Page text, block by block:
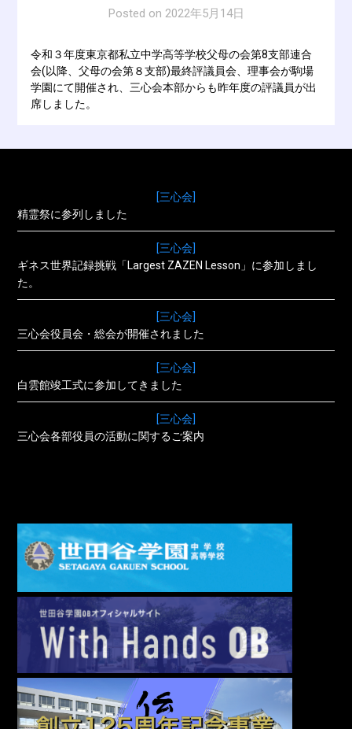
Posted on 2022年5月14日
令和３年度東京都私立中学高等学校父母の会第8支部連合
会(以降、父母の会第８支部)最終評議員会、理事会が駒場
学園にて開催され、三心会本部からも昨年度の評議員が出
席しました。
[三心会]
精霊祭に参列しました
[三心会]
ギネス世界記録挑戦「Largest ZAZEN Lesson」に参加しまし
た。
[三心会]
三心会役員会・総会が開催されました
[三心会]
白雲館竣工式に参加してきました
[三心会]
三心会各部役員の活動に関するご案内